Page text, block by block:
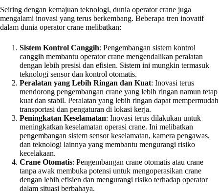
Seiring dengan kemajuan teknologi, dunia operator crane juga
mengalami inovasi yang terus berkembang. Beberapa tren inovatif
dalam dunia operator crane melibatkan:
Sistem Kontrol Canggih: Pengembangan sistem kontrol
canggih membantu operator crane mengendalikan peralatan
dengan lebih presisi dan efisien. Sistem ini mungkin termasuk
teknologi sensor dan kontrol otomatis.
Peralatan yang Lebih Ringan dan Kuat: Inovasi terus
mendorong pengembangan crane yang lebih ringan namun tetap
kuat dan stabil. Peralatan yang lebih ringan dapat mempermudah
transportasi dan pengaturan di lokasi kerja.
Peningkatan Keselamatan: Inovasi terus dilakukan untuk
meningkatkan keselamatan operasi crane. Ini melibatkan
pengembangan sistem sensor keselamatan, kamera pengawas,
dan teknologi lainnya yang membantu mengurangi risiko
kecelakaan.
Crane Otomatis: Pengembangan crane otomatis atau crane
tanpa awak membuka potensi untuk mengoperasikan crane
dengan lebih efisien dan mengurangi risiko terhadap operator
dalam situasi berbahaya.